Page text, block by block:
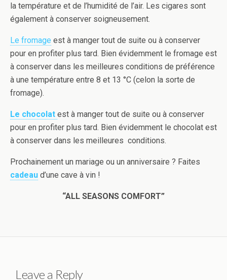
la température et de l’humidité de l’air. Les cigares sont
également à conserver soigneusement.
Le fromage est à manger tout de suite ou à conserver
pour en profiter plus tard. Bien évidemment le fromage est
à conserver dans les meilleures conditions de préférence
à une température entre 8 et 13 °C (celon la sorte de
fromage).
Le chocolat est à manger tout de suite ou à conserver
pour en profiter plus tard. Bien évidemment le chocolat est
à conserver dans les meilleures conditions.
Prochainement un mariage ou un anniversaire ? Faites
cadeau d’une cave à vin !
“ALL SEASONS COMFORT”
Leave a Reply